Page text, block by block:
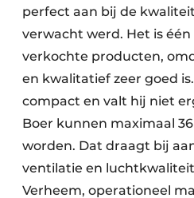
perfect aan bij de
verwacht werd. Het is één
verkochte producten,
en kwalitatief zeer goed
compact en valt hij niet
Boer kunnen maximaal
worden. Dat draagt bij
ventilatie en
Verheem, operationeel